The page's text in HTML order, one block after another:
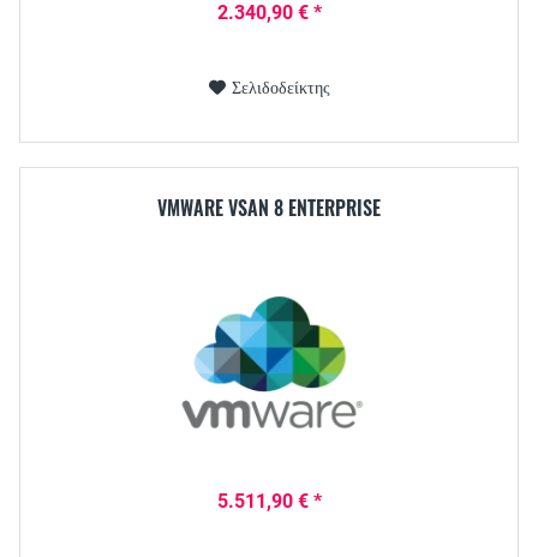
2.340,90 € *
Σελιδοδείκτης
VMWARE VSAN 8 ENTERPRISE
5.511,90 € *